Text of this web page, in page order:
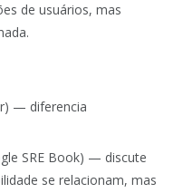
de usuários, mas
— diferencia
SRE Book) — discute
se relacionam, mas